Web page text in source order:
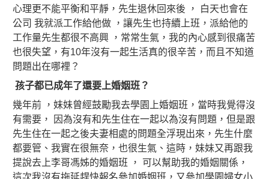
心理更不能平衡和平靜，先生退休回來後 ， 白天也會在
公司 我就派工作給他做 ，讓先生也持續上班，派給他的
工作量先生都很不高興 ，常常生氣，我的內心感到很痛苦
也很失望，有10年沒有一起生活真的很辛苦，而且不知道
問題出在哪裡？
孩子都已成年了還要上婚姻班？
幾年前 ，妹妹曾經鼓勵我去學園上婚姻班，當時我覺得沒
有需要， 因為沒有和先生住在一起以為沒有問題，但是跟
先生住在一起之後夫妻相處的問題全浮現出來，先生什麼
都要管、我實在很無奈，也很生氣、這時，妹妹又再跟我
提說去上李哥馮姊的婚姻班 ， 可以幫助我的婚姻關係，
這次我沒有拖延趕快報名參加婚姻班，又參加學園婦女小